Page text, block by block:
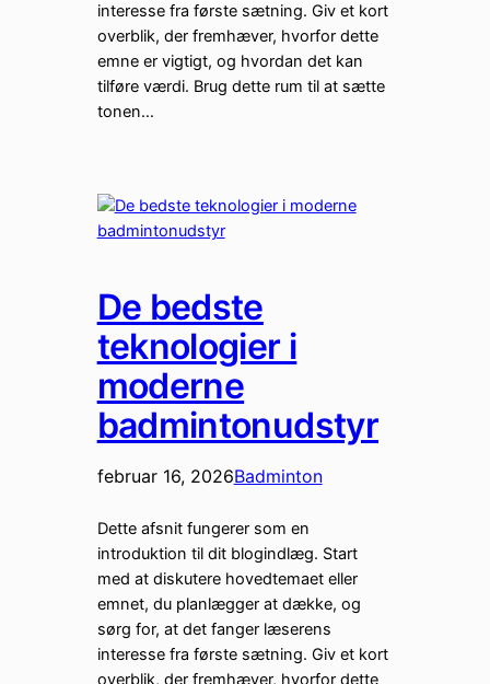
interesse fra første sætning. Giv et kort
overblik, der fremhæver, hvorfor dette
emne er vigtigt, og hvordan det kan
tilføre værdi. Brug dette rum til at sætte
tonen…
De bedste
teknologier i
moderne
badmintonudstyr
februar 16, 2026Badminton
Dette afsnit fungerer som en
introduktion til dit blogindlæg. Start
med at diskutere hovedtemaet eller
emnet, du planlægger at dække, og
sørg for, at det fanger læserens
interesse fra første sætning. Giv et kort
overblik, der fremhæver, hvorfor dette